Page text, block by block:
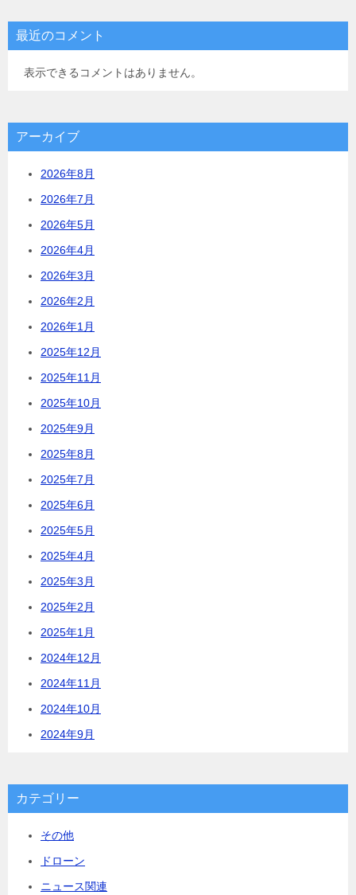
最近のコメント
表示できるコメントはありません。
アーカイブ
2026年8月
2026年7月
2026年5月
2026年4月
2026年3月
2026年2月
2026年1月
2025年12月
2025年11月
2025年10月
2025年9月
2025年8月
2025年7月
2025年6月
2025年5月
2025年4月
2025年3月
2025年2月
2025年1月
2024年12月
2024年11月
2024年10月
2024年9月
カテゴリー
その他
ドローン
ニュース関連